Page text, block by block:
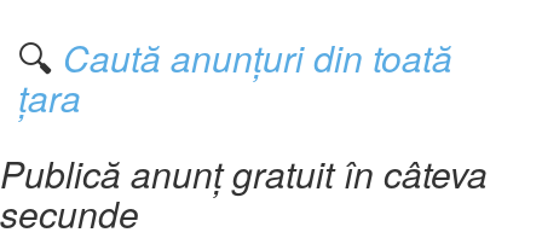
🔍 Caută anunțuri din toată
țara
Publică anunț gratuit în câteva
secunde